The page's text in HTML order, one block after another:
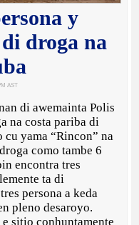
y
droga na
AST
di awemainta Polis
na costa pariba di
yama “Rincon” na
como tambe 6
encontra tres
ta di
persona a keda
pleno desaroyo.
sitio conhuntamente